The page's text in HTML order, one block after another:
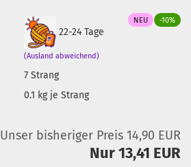
NEU -10%
22-24 Tage
(Ausland abweichend)
7Strang
0.1 kg je Strang
Unser bisheriger Preis 14,90 EUR
Nur 13,41 EUR